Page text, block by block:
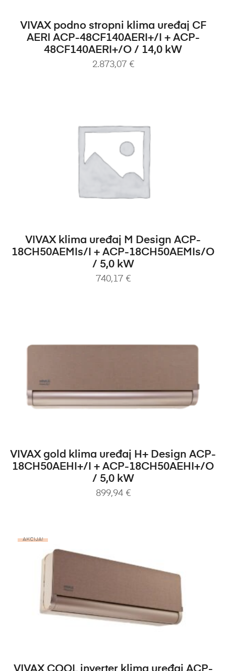
DODAJ U KOŠARICU
VIVAX podno stropni klima uređaj CF
AERI ACP-48CF140AERI+/I + ACP-
48CF140AERI+/O / 14,0 kW
2.873,07 €
DODAJ U KOŠARICU
VIVAX klima uređaj M Design ACP-
18CH50AEMIs/I + ACP-18CH50AEMIs/O
/ 5,0 kW
740,17 €
DODAJ U KOŠARICU
VIVAX gold klima uređaj H+ Design ACP-
18CH50AEHI+/I + ACP-18CH50AEHI+/O
/ 5,0 kW
899,94 €
AKCIJA!
DODAJ U KOŠARICU